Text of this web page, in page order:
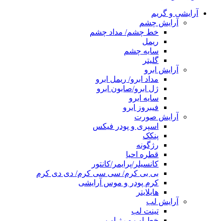
آرایشی و گریم
آرایش چشم
خط چشم/ مداد چشم
ریمل
سایه چشم
گلیتر
آرایش ابرو
مداد ابرو/ ریمل ابرو
ژل ابرو/صابون ابرو
سایه ابرو
فیبروز ابرو
آرایش صورت
اسپری و پودر فیکس
پنکک
رژگونه
قطره احیا
کانسیلر/پرایمر/کانتور
بی بی کرم/ سی سی کرم/ دی دی کرم
کرم پودر و موس آرایشی
هایلایتر
آرایش لب
تینت لب